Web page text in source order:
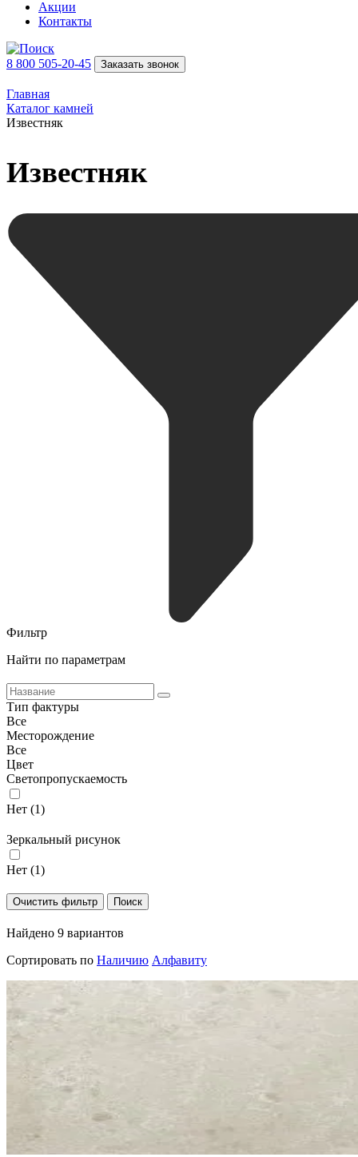
Акции
Контакты
8 800 505-20-45 Заказать звонок
Главная
Каталог камней
Известняк
Известняк
Фильтр
Найти по параметрам
Тип фактуры
Все
Месторождение
Все
Цвет
Светопропускаемость
Нет (1)
Зеркальный рисунок
Нет (1)
Найдено 9 вариантов
Сортировать по Наличию Алфавиту